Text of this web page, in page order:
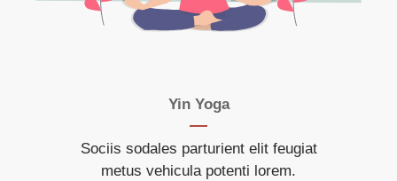
Yin Yoga
Sociis sodales parturient elit feugiat
metus vehicula potenti lorem.